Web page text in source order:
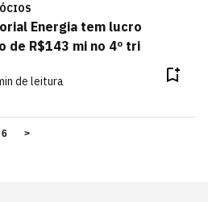
Energia tem lucro
de R$143 mi no 4º tri
de leitura
6 >